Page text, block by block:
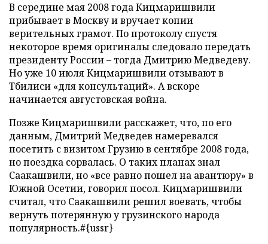
В середине мая 2008 года Кицмаришвили
прибывает в Москву и вручает копии
верительных грамот. По протоколу спустя
некоторое время оригиналы следовало передать
президенту России– тогда Дмитрию Медведеву.
Но уже 10 июля Кицмаришвили отзывают в
Тбилиси «для консультаций». А вскоре
начинается августовская война.
Позже Кицмаришвили расскажет, что, по его
данным, Дмитрий Медведев намеревался
посетить с визитом Грузию в сентябре 2008 года,
но поездка сорвалась. О таких планах знал
Саакашвили, но «все равно пошел на авантюру» в
Южной Осетии, говорил посол. Кицмаришвили
считал, что Саакашвили решил воевать, чтобы
вернуть потерянную у грузинского народа
популярность.#{ussr}